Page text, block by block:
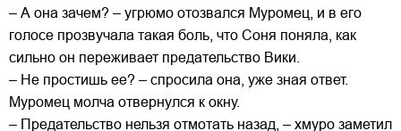
– А она зачем? – угрюмо отозвался Муромец, и в его
голосе прозвучала такая боль, что Соня поняла, как
сильно он переживает предательство Вики.
– Не простишь ее? – спросила она, уже зная ответ.
Муромец молча отвернулся к окну.
– Предательство нельзя отмотать назад, – хмуро заметил